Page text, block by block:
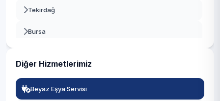
Tekirdağ
Bursa
Diğer Hizmetlerimiz
Beyaz Eşya Servisi